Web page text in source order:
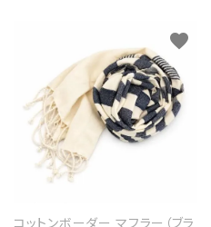
コットンボーダー マフラー（ブラ
favorite